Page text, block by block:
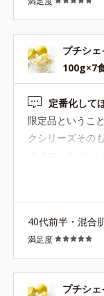
プチシェ
100g×7
定番化して
限定品というこ
クシリーズその
を食べながらし
す。 爽やかなレ
たいです。定番
40代前半・混合
満足度
プチシェ